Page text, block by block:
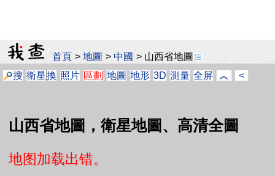
首頁 >地圖 >中國 > 山西省地圖
搜 衛星換 照片 區劃 地圖 地形 3D 測量 全屏 ︽ <
山西省地圖，衛星地圖、高清全圖
地图加载出错。